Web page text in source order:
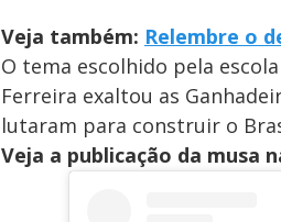
Veja também: Relembre o
O tema escolhido pela
Ferreira exaltou as
lutaram para construir o
Veja a publicação da musa